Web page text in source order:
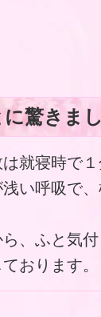
驚きまし
就寝時で
い呼吸で
、ふと気
おります。